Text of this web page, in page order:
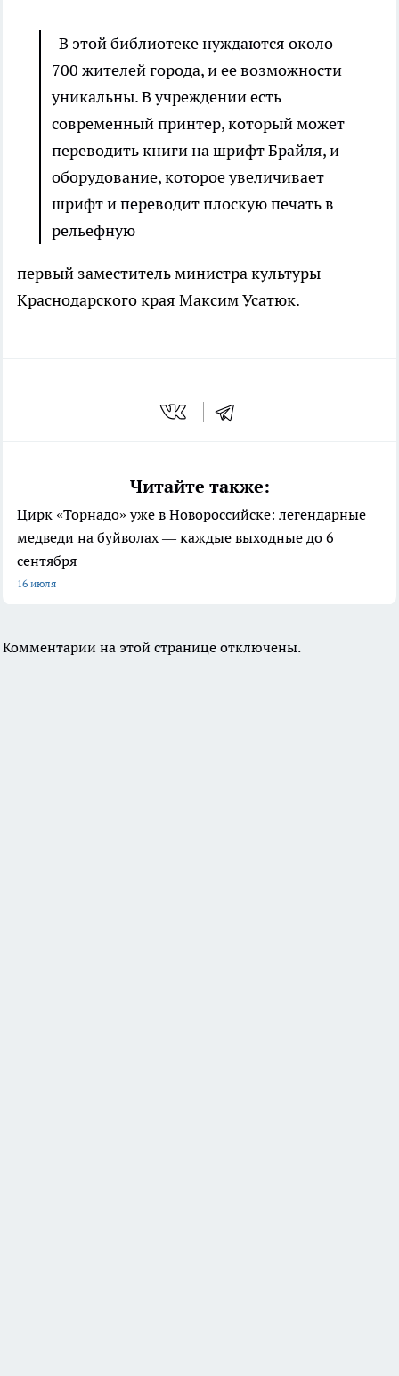
-В этой библиотеке нуждаются около
700 жителей города, и ее возможности
уникальны. В учреждении есть
современный принтер, который может
переводить книги на шрифт Брайля, и
оборудование, которое увеличивает
шрифт и переводит плоскую печать в
рельефную
первый заместитель министра культуры
Краснодарского края Максим Усатюк.
Читайте также:
Цирк «Торнадо» уже в Новороссийске: легендарные
медведи на буйволах — каждые выходные до 6
сентября
16 июля
Комментарии на этой странице отключены.